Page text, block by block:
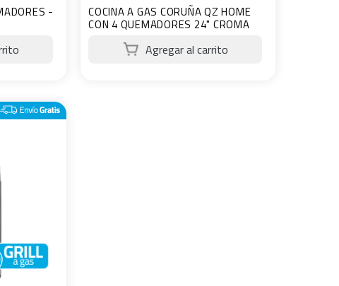
- COCINA A GAS CORUÑA QZ HOME
CON 4 QUEMADORES 24" CROMA